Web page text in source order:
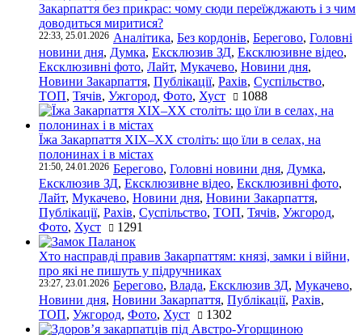
Закарпаття без прикрас: чому сюди переїжджають і з чим
доводиться миритися?
22:33, 25.01.2026 Аналітика, Без кордонів, Берегово, Головні
новини дня, Думка, Ексклюзив ЗД, Ексклюзивне відео,
Ексклюзивні фото, Лайт, Мукачево, Новини дня,
Новини Закарпаття, Публікації, Рахів, Суспільство,
ТОП, Тячів, Ужгород, Фото, Хуст 1088
Їжа Закарпаття ХІХ–ХХ століть: що їли в селах, на
полонинах і в містах
21:50, 24.01.2026 Берегово, Головні новини дня, Думка,
Ексклюзив ЗД, Ексклюзивне відео, Ексклюзивні фото,
Лайт, Мукачево, Новини дня, Новини Закарпаття,
Публікації, Рахів, Суспільство, ТОП, Тячів, Ужгород,
Фото, Хуст 1291
Хто насправді правив Закарпаттям: князі, замки і війни,
про які не пишуть у підручниках
23:27, 23.01.2026 Берегово, Влада, Ексклюзив ЗД, Мукачево,
Новини дня, Новини Закарпаття, Публікації, Рахів,
ТОП, Ужгород, Фото, Хуст 1302